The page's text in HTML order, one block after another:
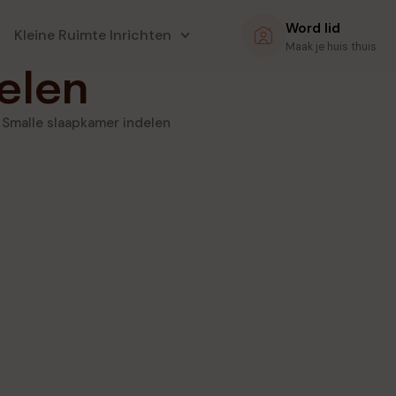
Kleine Ruimte Inrichten Word lid
Maak je huis thuis
Smalle slaapkamer indelen